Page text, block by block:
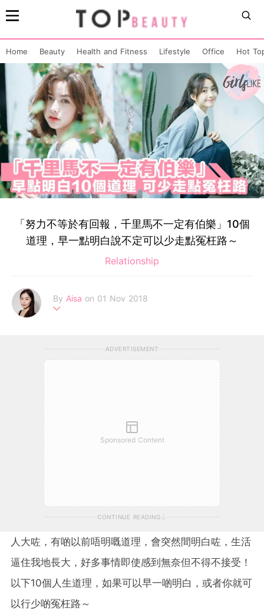
Home Beauty Health and Fitness Lifestyle Office Hot
「努力不等於有回報，千里馬不一定有伯樂」10個
道理，早一點明白說不定可以少走點冤枉路～
Relationship
By Aisa on 01 Nov 2018
ADVERTISEMENT
Sponsored Content
CONTINUE READING
人大咗，有啲以前唔明嘅道理，會突然間明白咗，生活
逼住我地長大，好多事情即使感到無奈但不得不接受！
以下10個人生道理，如果可以早一啲明白，或者你就可
以行少啲冤枉路～